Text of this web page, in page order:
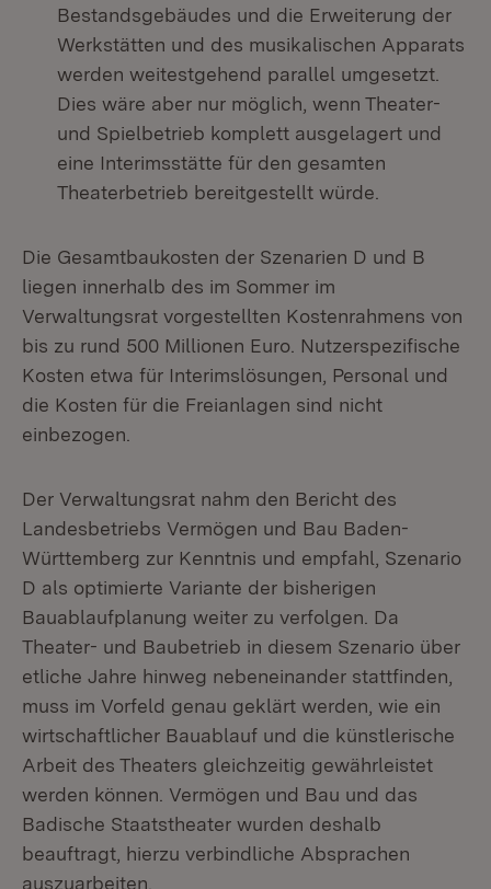
Bestandsgebäudes und die Erweiterung der
Werkstätten und des musikalischen Apparats
werden weitestgehend parallel umgesetzt.
Dies wäre aber nur möglich, wenn Theater-
und Spielbetrieb komplett ausgelagert und
eine Interimsstätte für den gesamten
Theaterbetrieb bereitgestellt würde.
Die Gesamtbaukosten der Szenarien D und B
liegen innerhalb des im Sommer im
Verwaltungsrat vorgestellten Kostenrahmens von
bis zu rund 500 Millionen Euro. Nutzerspezifische
Kosten etwa für Interimslösungen, Personal und
die Kosten für die Freianlagen sind nicht
einbezogen.
Der Verwaltungsrat nahm den Bericht des
Landesbetriebs Vermögen und Bau Baden-
Württemberg zur Kenntnis und empfahl, Szenario
D als optimierte Variante der bisherigen
Bauablaufplanung weiter zu verfolgen. Da
Theater- und Baubetrieb in diesem Szenario über
etliche Jahre hinweg nebeneinander stattfinden,
muss im Vorfeld genau geklärt werden, wie ein
wirtschaftlicher Bauablauf und die künstlerische
Arbeit des Theaters gleichzeitig gewährleistet
werden können. Vermögen und Bau und das
Badische Staatstheater wurden deshalb
beauftragt, hierzu verbindliche Absprachen
auszuarbeiten.